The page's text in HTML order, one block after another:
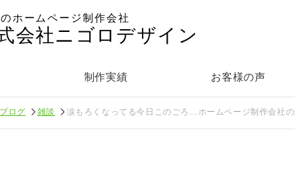
ホームページ制作会社
会社ニゴロデザイン
制作実績 お客様の声
ログ 雑談 涙もろくなってる今日このごろ…ホームページ制作会社の